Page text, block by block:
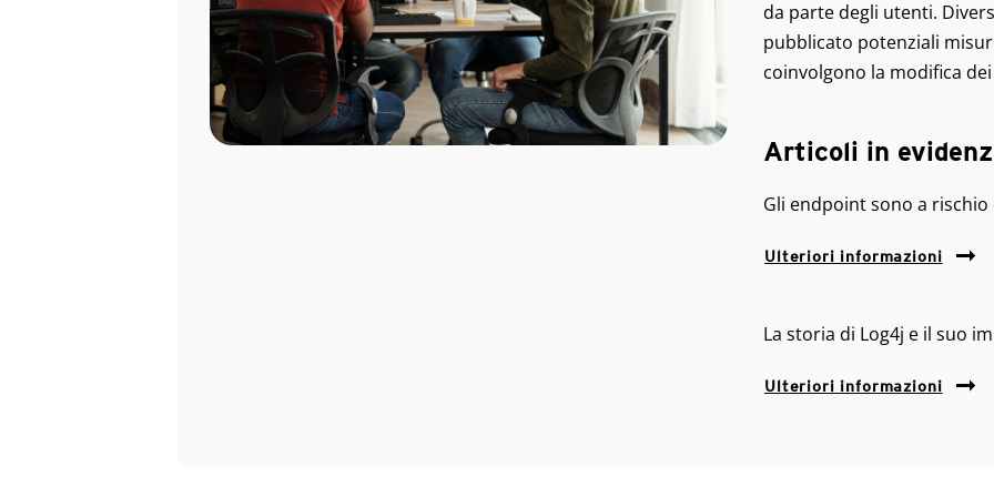
da parte degli utenti.
pubblicato potenziali
coinvolgono la modifica
Articoli in
Gli endpoint sono a rischio
Ulteriori informazioni
La storia di Log4j e il suo
Ulteriori informazioni